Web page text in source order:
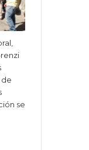
de
se